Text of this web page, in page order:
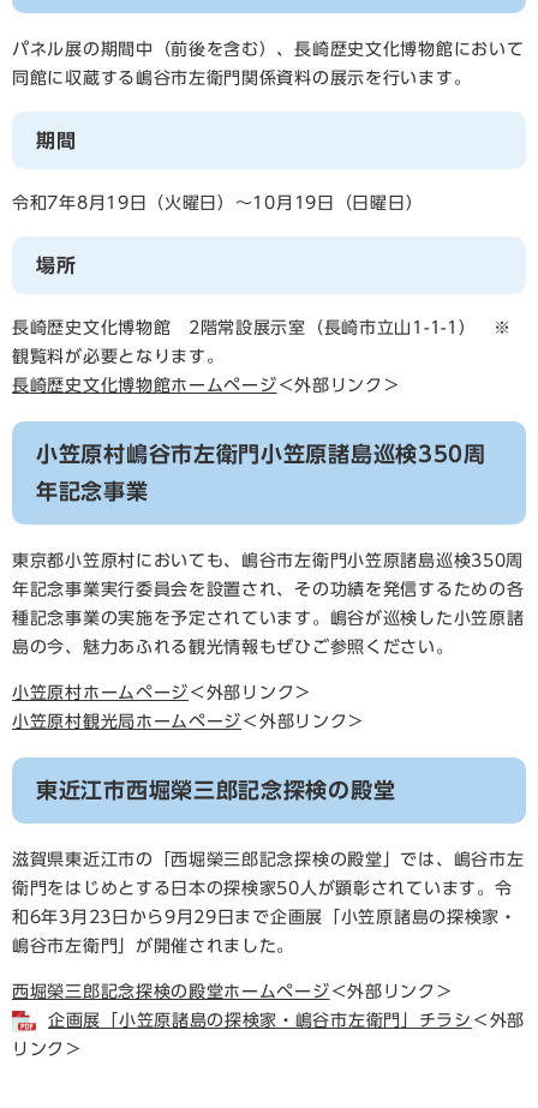
パネル展の期間中（前後を含む）、長崎歴史文化博物館において
同館に収蔵する嶋谷市左衛門関係資料の展示を行います。
期間
令和7年8月19日（火曜日）～10月19日（日曜日）
場所
長崎歴史文化博物館 2階常設展示室（長崎市立山1-1-1） ※
観覧料が必要となります。
長崎歴史文化博物館ホームページ ＜外部リンク＞
小笠原村嶋谷市左衛門小笠原諸島巡検350周
年記念事業
東京都小笠原村においても、嶋谷市左衛門小笠原諸島巡検350周
年記念事業実行委員会を設置され、その功績を発信するための各
種記念事業の実施を予定されています。嶋谷が巡検した小笠原諸
島の今、魅力あふれる観光情報もぜひご参照ください。
小笠原村ホームページ ＜外部リンク＞
小笠原村観光局ホームページ ＜外部リンク＞
東近江市西堀榮三郎記念探検の殿堂
滋賀県東近江市の「西堀榮三郎記念探検の殿堂」では、嶋谷市左
衛門をはじめとする日本の探検家50人が顕彰されています。令
和6年3月23日から9月29日まで企画展「小笠原諸島の探検家・
嶋谷市左衛門」が開催されました。
西堀榮三郎記念探検の殿堂ホームページ ＜外部リンク＞
企画展「小笠原諸島の探検家・嶋谷市左衛門」チラシ ＜外部
リンク＞